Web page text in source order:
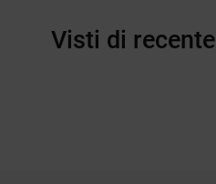
Visti di recente